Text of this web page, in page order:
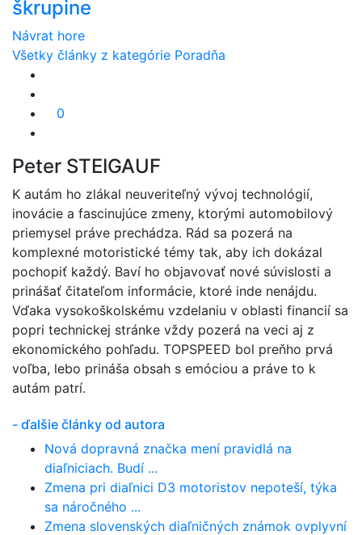
škrupine
Návrat hore
Všetky články z kategórie Poradňa
0
Peter STEIGAUF
K autám ho zlákal neuveriteľný vývoj technológií,
inovácie a fascinujúce zmeny, ktorými automobilový
priemysel práve prechádza. Rád sa pozerá na
komplexné motoristické témy tak, aby ich dokázal
pochopiť každý. Baví ho objavovať nové súvislosti a
prinášať čitateľom informácie, ktoré inde nenájdu.
Vďaka vysokoškolskému vzdelaniu v oblasti financií sa
popri technickej stránke vždy pozerá na veci aj z
ekonomického pohľadu. TOPSPEED bol preňho prvá
voľba, lebo prináša obsah s emóciou a práve to k
autám patrí.
- ďalšie články od autora
Nová dopravná značka mení pravidlá na
diaľniciach. Budí ...
Zmena pri diaľnici D3 motoristov nepoteší, týka
sa náročného ...
Zmena slovenských diaľničných známok ovplyvní